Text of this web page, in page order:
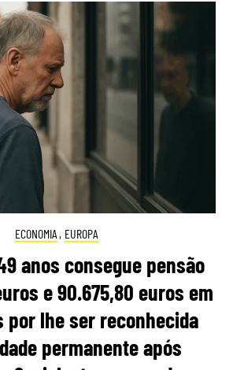
ECONOMIA , EUROPA
anos consegue pensão
e 90.675,80 euros em
por lhe ser reconhecida
permanente após